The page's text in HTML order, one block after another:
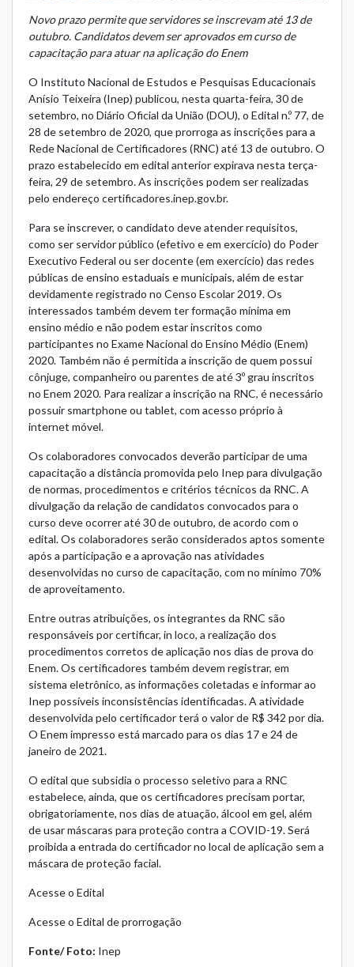
Novo prazo permite que servidores se inscrevam até 13 de
outubro. Candidatos devem ser aprovados em curso de
capacitação para atuar na aplicação do Enem
O Instituto Nacional de Estudos e Pesquisas Educacionais
Anísio Teixeira (Inep) publicou, nesta quarta-feira, 30 de
setembro, no Diário Oficial da União (DOU), o Edital n.º 77, de
28 de setembro de 2020, que prorroga as inscrições para a
Rede Nacional de Certificadores (RNC) até 13 de outubro. O
prazo estabelecido em edital anterior expirava nesta terça-
feira, 29 de setembro. As inscrições podem ser realizadas
pelo endereço certificadores.inep.gov.br.
Para se inscrever, o candidato deve atender requisitos,
como ser servidor público (efetivo e em exercício) do Poder
Executivo Federal ou ser docente (em exercício) das redes
públicas de ensino estaduais e municipais, além de estar
devidamente registrado no Censo Escolar 2019. Os
interessados também devem ter formação mínima em
ensino médio e não podem estar inscritos como
participantes no Exame Nacional do Ensino Médio (Enem)
2020. Também não é permitida a inscrição de quem possui
cônjuge, companheiro ou parentes de até 3º grau inscritos
no Enem 2020. Para realizar a inscrição na RNC, é necessário
possuir smartphone ou tablet, com acesso próprio à
internet móvel.
Os colaboradores convocados deverão participar de uma
capacitação a distância promovida pelo Inep para divulgação
de normas, procedimentos e critérios técnicos da RNC. A
divulgação da relação de candidatos convocados para o
curso deve ocorrer até 30 de outubro, de acordo com o
edital. Os colaboradores serão considerados aptos somente
após a participação e a aprovação nas atividades
desenvolvidas no curso de capacitação, com no mínimo 70%
de aproveitamento.
Entre outras atribuições, os integrantes da RNC são
responsáveis por certificar, in loco, a realização dos
procedimentos corretos de aplicação nos dias de prova do
Enem. Os certificadores também devem registrar, em
sistema eletrônico, as informações coletadas e informar ao
Inep possíveis inconsistências identificadas. A atividade
desenvolvida pelo certificador terá o valor de R$ 342 por dia.
O Enem impresso está marcado para os dias 17 e 24 de
janeiro de 2021.
O edital que subsidia o processo seletivo para a RNC
estabelece, ainda, que os certificadores precisam portar,
obrigatoriamente, nos dias de atuação, álcool em gel, além
de usar máscaras para proteção contra a COVID-19. Será
proibida a entrada do certificador no local de aplicação sem a
máscara de proteção facial.
Acesse o Edital
Acesse o Edital de prorrogação
Fonte/ Foto: Inep